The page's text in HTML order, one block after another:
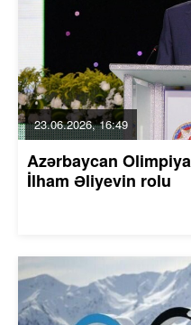
23.06.2026, 16:49
Azərbaycan
İlham Əliyevin rolu